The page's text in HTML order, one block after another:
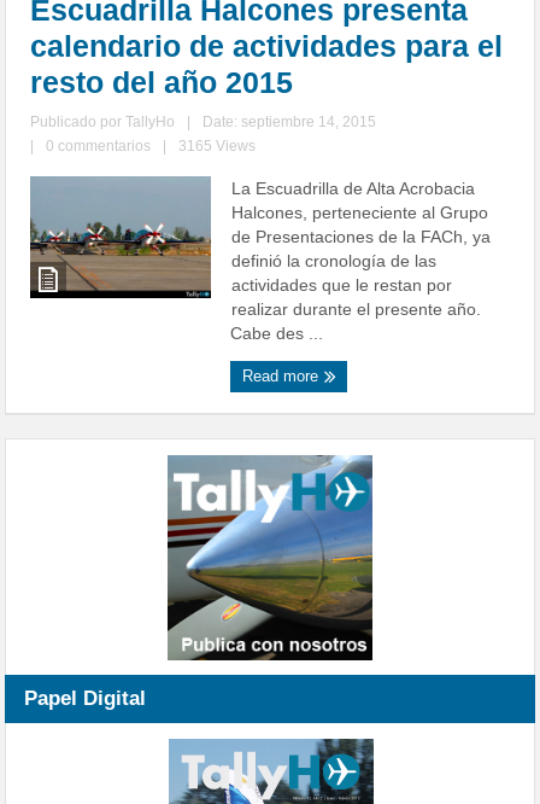
Escuadrilla Halcones presenta
calendario de actividades para el
resto del año 2015
Publicado porTallyHo
Date: septiembre 14, 2015
0 commentarios 3165 Views
La Escuadrilla de Alta Acrobacia
Halcones, perteneciente al Grupo
de Presentaciones de la FACh, ya
definió la cronología de las
actividades que le restan por
realizar durante el presente año.
Cabe des ...
Read more
Papel Digital